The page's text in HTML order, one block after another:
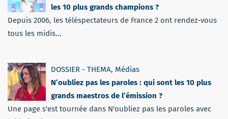
les 10 plus grands champions ?
Depuis 2006, les téléspectateurs de France 2 ont rendez-vous
tous les midis...
DOSSIER - THEMA, Médias
N’oubliez pas les paroles : qui sont les 10 plus
grands maestros de l’émission ?
Une page s'est tournée dans N'oubliez pas les paroles avec